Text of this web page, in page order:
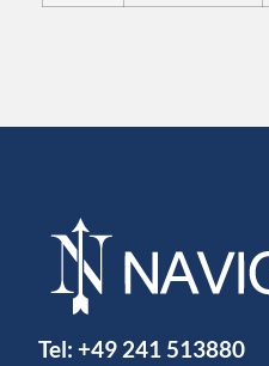
Tel: +49 241 513880